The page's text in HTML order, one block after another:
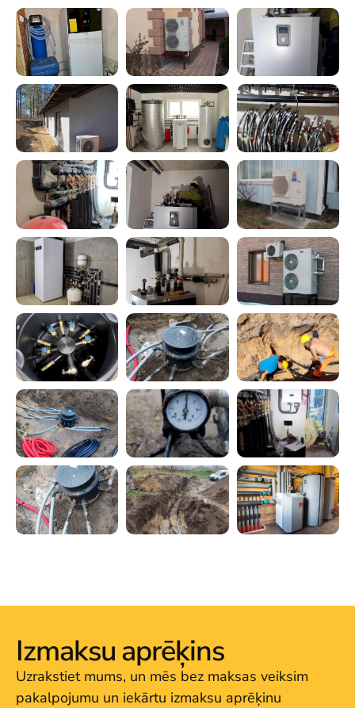
Izmaksu aprēķins
Uzrakstiet mums, un mēs bez maksas veiksim
pakalpojumu un iekārtu izmaksu aprēķinu